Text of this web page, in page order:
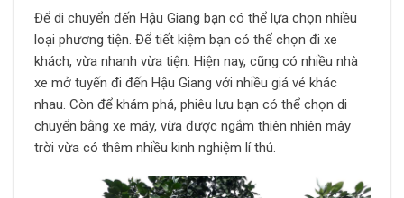
Để di chuyển đến Hậu Giang bạn có thể lựa chọn nhiều
loại phương tiện. Để tiết kiệm bạn có thể chọn đi xe
khách, vừa nhanh vừa tiện. Hiện nay, cũng có nhiều nhà
xe mở tuyến đi đến Hậu Giang với nhiều giá vé khác
nhau. Còn để khám phá, phiêu lưu bạn có thể chọn di
chuyển bằng xe máy, vừa được ngắm thiên nhiên mây
trời vừa có thêm nhiều kinh nghiệm lí thú.